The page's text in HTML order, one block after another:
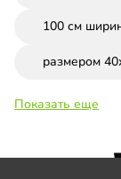
100 см
размером
Показать еще